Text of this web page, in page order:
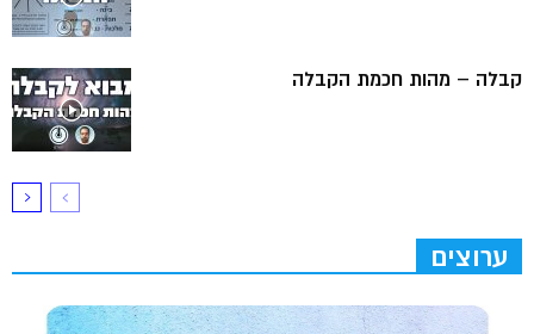
קבלה – מהות חכמת הקבלה
ערוצים